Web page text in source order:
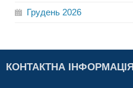
Грудень 2026
КОНТАКТНА ІНФОРМАЦІЯ